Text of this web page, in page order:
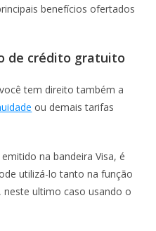
benefícios ofertados
de crédito gratuito
tem direito também a
ou demais tarifas
na bandeira Visa, é
utilizá-lo tanto na função
ultimo caso usando o